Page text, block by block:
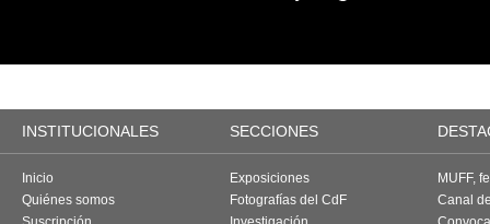
INSTITUCIONALES SECCIONES
Inicio
Quiénes somos
Exposiciones
Fotografías del CdF
MUFF,
Canal